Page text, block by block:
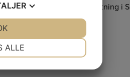
at kigge forbi vores forretning i
ALLE